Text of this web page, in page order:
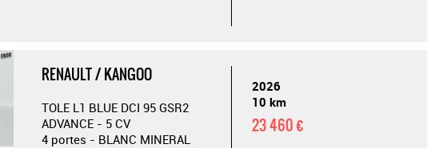
RENAULT / KANGOO
TOLE L1 BLUE DCI 95 GSR2
ADVANCE - 5 CV
4 portes - BLANC MINERAL
2026
10 km
23 460 €